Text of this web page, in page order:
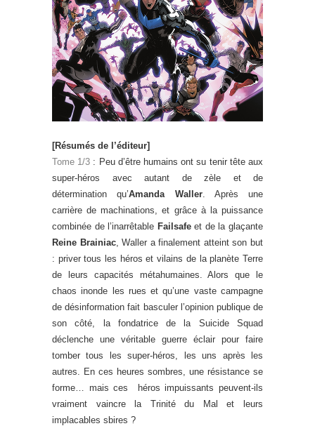
[Résumés de l’éditeur]
Tome 1/3 : Peu d’être humains ont su tenir tête aux
super-héros avec autant de zèle et de
détermination qu’Amanda Waller. Après une
carrière de machinations, et grâce à la puissance
combinée de l’inarrêtable Failsafeet de la glaçante
Reine Brainiac, Waller a finalement atteint son but
: priver tous les héros et vilains de la planète Terre
de leurs capacités métahumaines. Alors que le
chaos inonde les rues et qu’une vaste campagne
de désinformation fait basculer l’opinion publique de
son côté, la fondatrice de la Suicide Squad
déclenche une véritable guerre éclair pour faire
tomber tous les super-héros, les uns après les
autres. En ces heures sombres, une résistance se
forme… mais ces héros impuissants peuvent-ils
vraiment vaincre la Trinité du Mal et leurs
implacables sbires ?